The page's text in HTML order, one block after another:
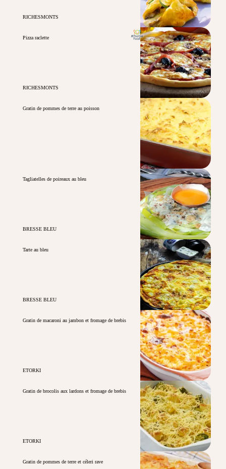
RICHESMONTS
Pizza raclette
RICHESMONTS
Gratin de pommes de terre au poisson
Tagliatelles de poireaux au bleu
BRESSE BLEU
Tarte au bleu
BRESSE BLEU
Gratin de macaroni au jambon et fromage de brebis
ETORKI
Gratin de brocolis aux lardons et fromage de brebis
ETORKI
Gratin de pommes de terre et céleri rave